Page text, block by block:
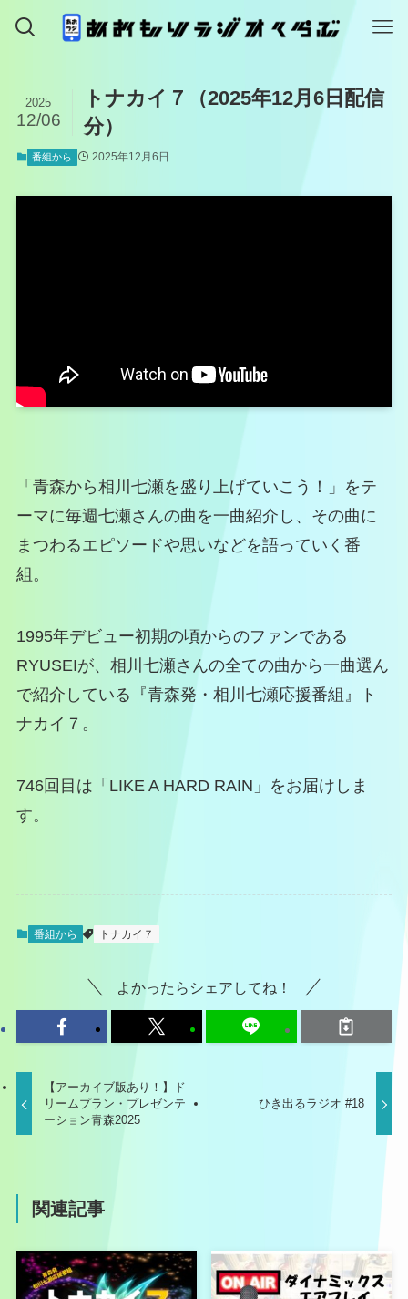
トナカイ７（2025年12月6日配信
分）
2025
12/06
番組から 2025年12月6日
「青森から相川七瀬を盛り上げていこう！」をテ
ーマに毎週七瀬さんの曲を一曲紹介し、その曲に
まつわるエピソードや思いなどを語っていく番
組。
1995年デビュー初期の頃からのファンである
RYUSEIが、相川七瀬さんの全ての曲から一曲選ん
で紹介している『青森発・相川七瀬応援番組』ト
ナカイ７。
746回目は「LIKE A HARD RAIN」をお届けしま
す。
番組から トナカイ７
よかったらシェアしてね！
【アーカイブ版あり！】ド
リームプラン・プレゼンテ
ーション青森2025
ひき出るラジオ #18
関連記事